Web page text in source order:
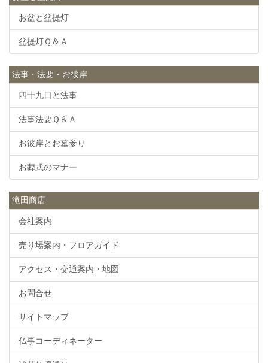
お盆と盆提灯
盆提灯Ｑ＆Ａ
法事・法要・お彼岸
四十九日と法事
法事法要Ｑ＆Ａ
お彼岸とお墓参り
お葬式のマナー
滝田商店
会社案内
売り場案内・フロアガイド
アクセス・交通案内・地図
お問合せ
サイトマップ
仏事コーディネーター